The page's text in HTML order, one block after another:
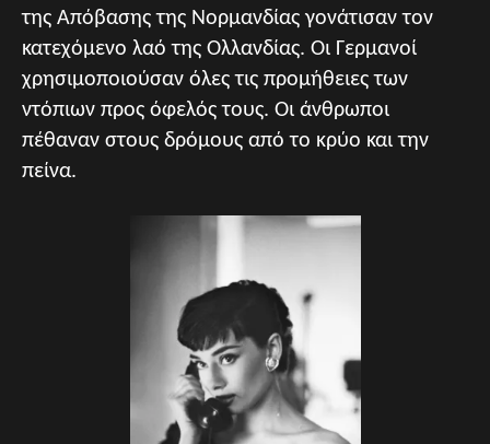
της Απόβασης της Νορμανδίας γονάτισαν τον
κατεχόμενο λαό της Ολλανδίας. Οι Γερμανοί
χρησιμοποιούσαν όλες τις προμήθειες των
ντόπιων προς όφελός τους. Οι άνθρωποι
πέθαναν στους δρόμους από το κρύο και την
πείνα.